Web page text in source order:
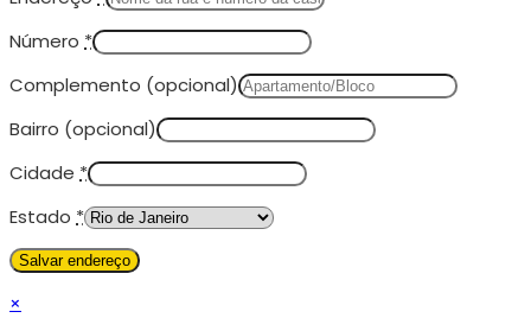
Número *
Complemento (opcional)
Bairro (opcional)
Cidade *
Estado *
×